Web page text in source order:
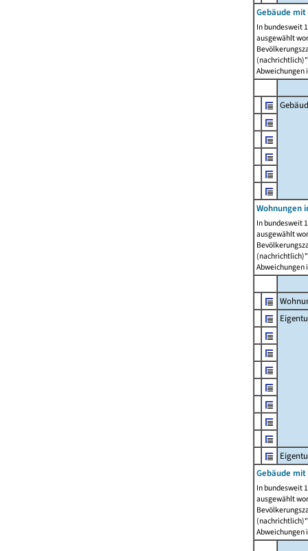
Gebäude mit
In bundesweit
ausgewählt
Abweichungen
Wohnungen
In bundesweit
ausgewählt
Abweichungen
Gebäude
In bundesweit
ausgewählt
Abweichungen